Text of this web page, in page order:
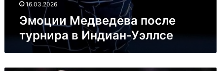
16.03.2026
Эмоции Медведева после
турнира в Индиан-Уэллсе